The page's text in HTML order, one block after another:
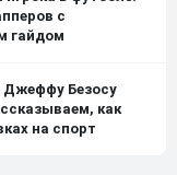
с
гайдом
Джеффу Безосу
как
на спорт